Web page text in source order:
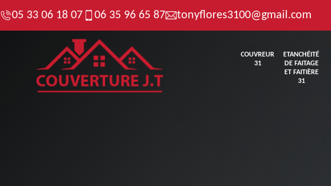
05 33 06 18 07 06 35 96 65 87 tonyflores3100@gmail.com
COUVREUR
31
ETANCHÉITÉ
DE FAITAGE
ET FAITIÈRE
31